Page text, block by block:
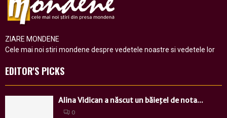
ZIARE MONDENE
Cele mai noi stiri mondene despre vedetele noastre si vedetele lor
EDITOR'S PICKS
Alina Vidican a născut un băieţel de nota...
0